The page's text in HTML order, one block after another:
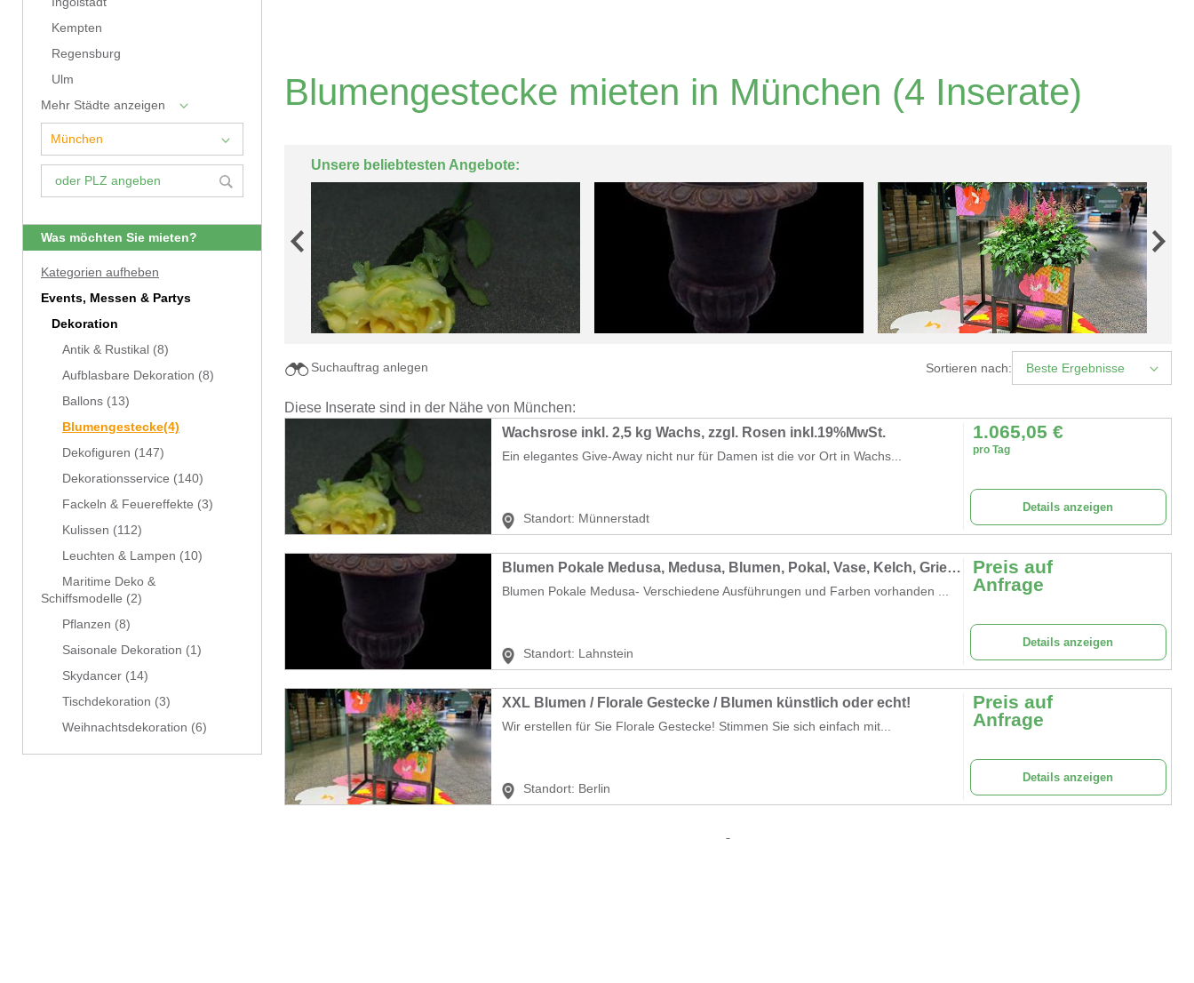
Kempten
Regensburg
Ulm
Mehr Städte anzeigen
Was möchten Sie mieten?
Kategorien aufheben
Events, Messen & Partys
Dekoration
Antik & Rustikal (8)
Aufblasbare Dekoration (8)
Ballons (13)
Blumengestecke(4)
Dekofiguren (147)
Dekorationsservice (140)
Fackeln & Feuereffekte (3)
Kulissen (112)
Leuchten & Lampen (10)
Maritime Deko &
Schiffsmodelle (2)
Pflanzen (8)
Saisonale Dekoration (1)
Skydancer (14)
Tischdekoration (3)
Weihnachtsdekoration (6)
Blumengestecke mieten in München (4 Inserate)
Unsere beliebtesten Angebote:
Sortieren nach: Beste Ergebnisse
Suchauftrag anlegen
Diese Inserate sind in der Nähe von München:
Wachsrose inkl. 2,5 kg Wachs, zzgl. Rosen inkl.19%MwSt.
Ein elegantes Give-Away nicht nur für Damen ist die vor Ort in Wachs...
Standort: Münnerstadt
1.065,05 €
pro Tag
Details anzeigen
Blumen Pokale Medusa, Medusa, Blumen, Pokal, Vase, Kelch, Griechenland, griechisch, Antik, Barock, Mythos, Mythologie
Blumen Pokale Medusa- Verschiedene Ausführungen und Farben vorhanden ...
Standort: Lahnstein
Preis auf
Anfrage
Details anzeigen
XXL Blumen / Florale Gestecke / Blumen künstlich oder echt!
Wir erstellen für Sie Florale Gestecke! Stimmen Sie sich einfach mit...
Standort: Berlin
Preis auf
Anfrage
Details anzeigen